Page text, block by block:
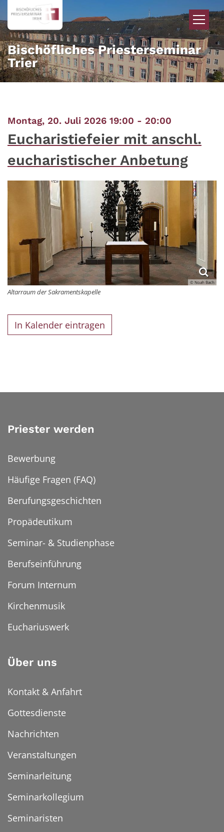
Zum Inhalt springen
Bischöfliches Priesterseminar
Trier
Montag, 20. Juli 2026 19:00 - 20:00
Eucharistiefeier mit anschl.
eucharistischer Anbetung
© Noah Bach
Altarraum der Sakramentskapelle
In Kalender eintragen
Priester werden
Bewerbung
Häufige Fragen (FAQ)
Berufungsgeschichten
Propädeutikum
Seminar- & Studienphase
Berufseinführung
Forum Internum
Kirchenmusik
Euchariuswerk
Über uns
Kontakt & Anfahrt
Gottesdienste
Nachrichten
Veranstaltungen
Seminarleitung
Seminarkollegium
Seminaristen